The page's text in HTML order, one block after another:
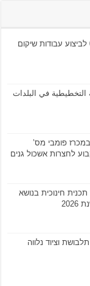
מכרז פומבי משותף מס’ 01/2026 לביצוע עבודות שיקום
في البلدات
במכרז פומבי מס’
חינוכית בנושא
וציוד נלווה